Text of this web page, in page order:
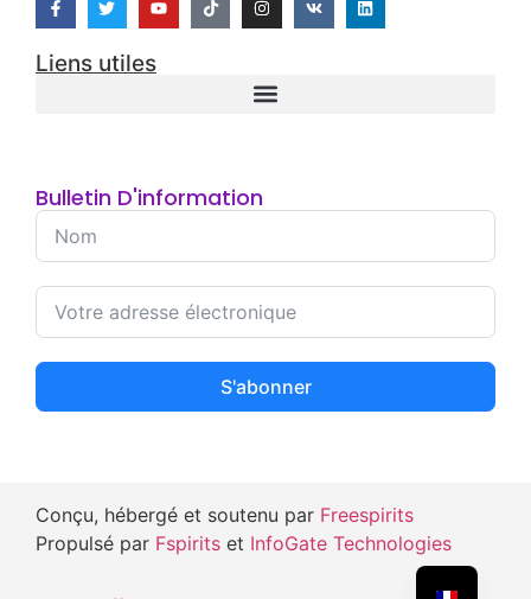
Liens utiles
Bulletin D'information
S'abonner
Conçu, hébergé et soutenu par Freespirits
Propulsé par Fspirits et InfoGate Technologies